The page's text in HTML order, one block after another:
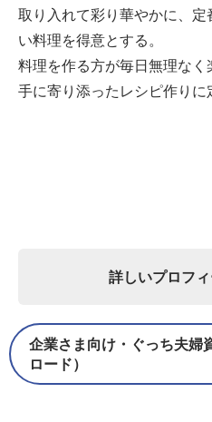
取り入れて彩り華やかに、
い料理を得意とする。
料理を作る方が毎日無理なく
手に寄り添ったレシピ作りに
詳しいプロフ
企業さま向け・ぐっち夫婦
ロード）